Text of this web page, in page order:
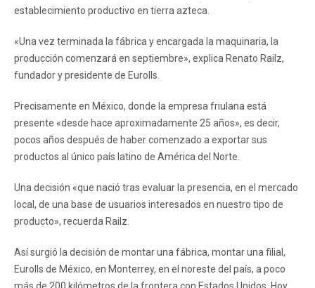
establecimiento productivo en tierra azteca.
«Una vez terminada la fábrica y encargada la maquinaria, la
producción comenzará en septiembre», explica Renato Railz,
fundador y presidente de Eurolls.
Precisamente en México, donde la empresa friulana está
presente «desde hace aproximadamente 25 años», es decir,
pocos años después de haber comenzado a exportar sus
productos al único país latino de América del Norte.
Una decisión «que nació tras evaluar la presencia, en el mercado
local, de una base de usuarios interesados en nuestro tipo de
producto», recuerda Railz.
Así surgió la decisión de montar una fábrica, montar una filial,
Eurolls de México, en Monterrey, en el noreste del país, a poco
más de 200 kilómetros de la frontera con Estados Unidos. Hoy